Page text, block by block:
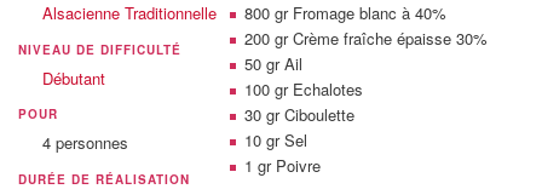
Alsacienne Traditionnelle
NIVEAU DE DIFFICULTÉ
Débutant
POUR
4 personnes
DURÉE DE RÉALISATION
800 gr Fromage blanc à 40%
200 gr Crème fraîche épaisse 30%
50 gr Ail
100 gr Echalotes
30 gr Ciboulette
10 gr Sel
1 gr Poivre